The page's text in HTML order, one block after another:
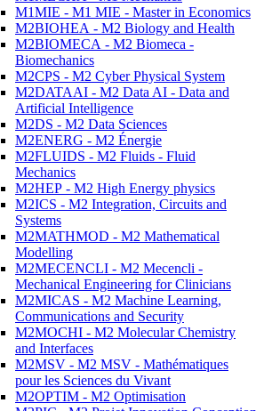
M1MIE - M1 MIE - Master in Economics
M2BIOHEA - M2 Biology and Health
M2BIOMECA - M2 Biomeca -
Biomechanics
M2CPS - M2 Cyber Physical System
M2DATAAI - M2 Data AI - Data and
Artificial Intelligence
M2DS - M2 Data Sciences
M2ENERG - M2 Énergie
M2FLUIDS - M2 Fluids - Fluid
Mechanics
M2HEP - M2 High Energy physics
M2ICS - M2 Integration, Circuits and
Systems
M2MATHMOD - M2 Mathematical
Modelling
M2MECENCLI - M2 Mecencli -
Mechanical Engineering for Clinicians
M2MICAS - M2 Machine Learning,
Communications and Security
M2MOCHI - M2 Molecular Chemistry
and Interfaces
M2MSV - M2 MSV - Mathématiques
pour les Sciences du Vivant
M2OPTIM - M2 Optimisation